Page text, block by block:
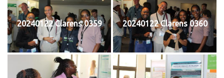
20240122 Clarens 0359 20240122 Clarens 0360